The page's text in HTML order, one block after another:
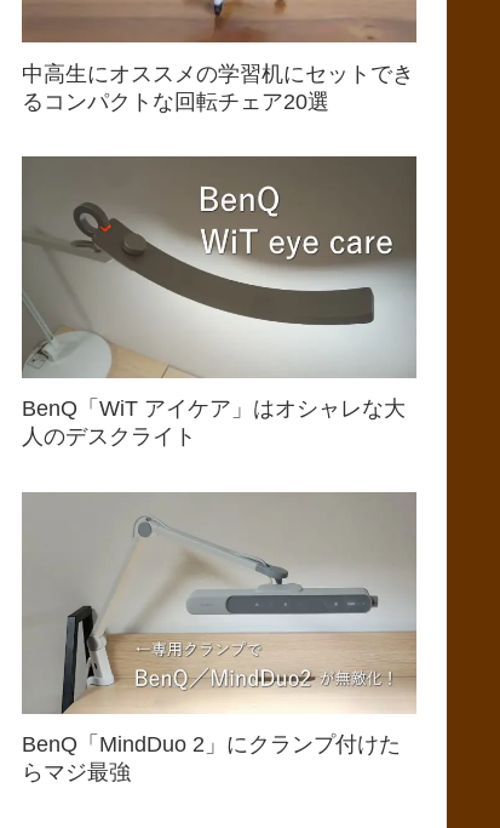
中高生にオススメの学習机にセットでき
るコンパクトな回転チェア20選
BenQ「WiT アイケア」はオシャレな大
人のデスクライト
BenQ「MindDuo 2」にクランプ付けた
らマジ最強